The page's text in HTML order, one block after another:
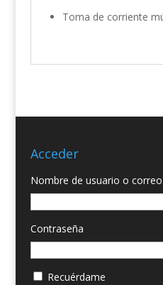
Toma de corriente
Acceder
Nombre de usuario o
Contraseña
Recuérdame